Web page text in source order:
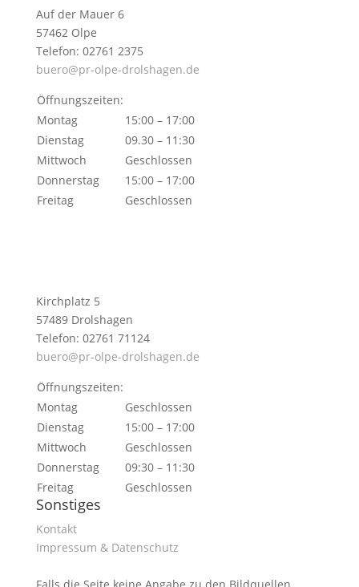
Auf der Mauer 6
57462 Olpe
Telefon: 02761 2375
buero@pr-olpe-drolshagen.de
Öffnungszeiten:
Montag
15:00 – 17:00
Dienstag
09.30 – 11:30
Mittwoch
Geschlossen
Donnerstag
15:00 – 17:00
Freitag
Geschlossen
Kirchplatz 5
57489 Drolshagen
Telefon: 02761 71124
buero@pr-olpe-drolshagen.de
Öffnungszeiten:
Montag
Geschlossen
Dienstag
15:00 – 17:00
Mittwoch
Geschlossen
Donnerstag
09:30 – 11:30
Freitag
Geschlossen
Sonstiges
Kontakt
Impressum & Datenschutz